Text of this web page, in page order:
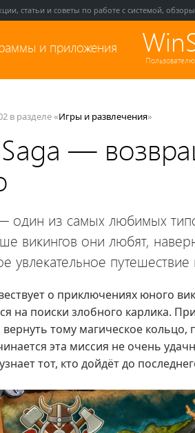
статьи и советы по работе с системой,
и приложения
в разделе «Игры и развлечения»
—
один из самых любимых
викингов они любят,
увлекательное путешествие
о приключениях юного
на поиски злобного карлика.
тому магическое
эта миссия не очень
тот, кто дойдёт до